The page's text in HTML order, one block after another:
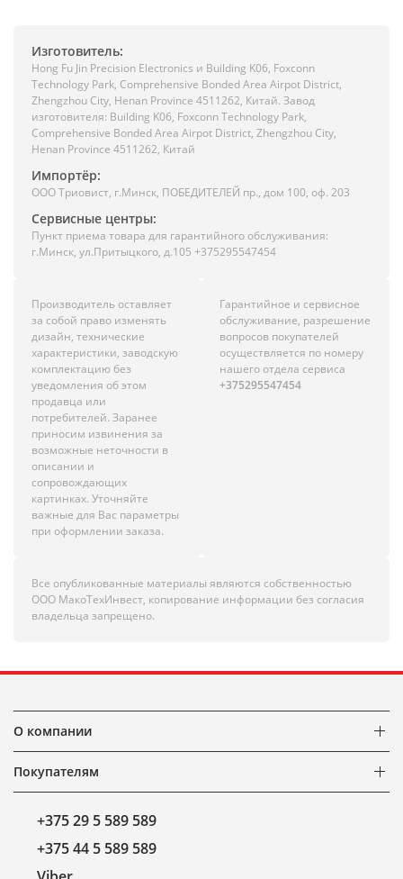
Изготовитель:
Hong Fu Jin Precision Electronics и Building K06, Foxconn
Technology Park, Comprehensive Bonded Area Airpot District,
Zhengzhou City, Henan Province 4511262, Китай. Завод
изготовителя: Building K06, Foxconn Technology Park,
Comprehensive Bonded Area Airpot District, Zhengzhou City,
Henan Province 4511262, Китай
Импортёр:
ООО Триовист, г.Минск, ПОБЕДИТЕЛЕЙ пр., дом 100, оф. 203
Сервисные центры:
Пункт приема товара для гарантийного обслуживания:
г.Минск, ул.Притыцкого, д.105 +375295547454
Производитель оставляет
за собой право изменять
дизайн, технические
характеристики, заводскую
комплектацию без
уведомления об этом
продавца или
потребителей. Заранее
приносим извинения за
возможные неточности в
описании и
сопровождающих
картинках. Уточняйте
важные для Вас параметры
при оформлении заказа.
Гарантийное и сервисное
обслуживание, разрешение
вопросов покупателей
осуществляется по номеру
нашего отдела сервиса
+375295547454
Все опубликованные материалы являются собственностью
ООО МакоТехИнвест, копирование информации без согласия
владельца запрещено.
О компании
Покупателям
+375 29 5 589 589
+375 44 5 589 589